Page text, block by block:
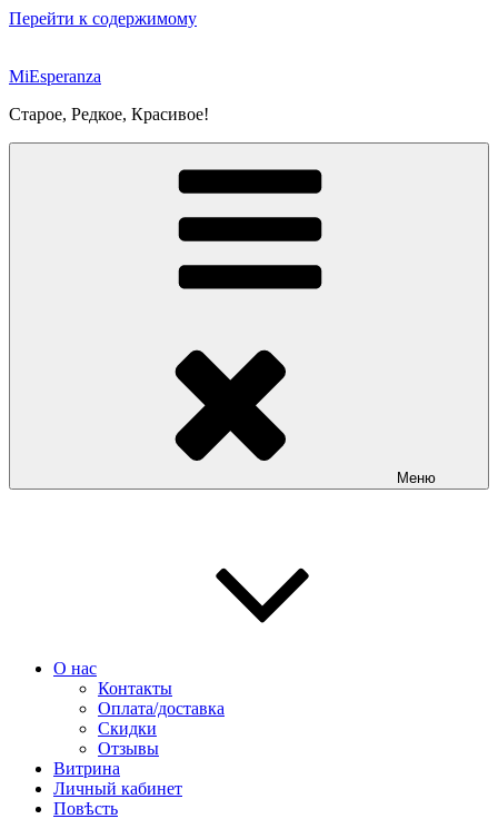
Перейти к содержимому
MiEsperanza
Старое, Редкое, Красивое!
Меню
О нас
Контакты
Оплата/доставка
Скидки
Отзывы
Витрина
Личный кабинет
Повѣсть